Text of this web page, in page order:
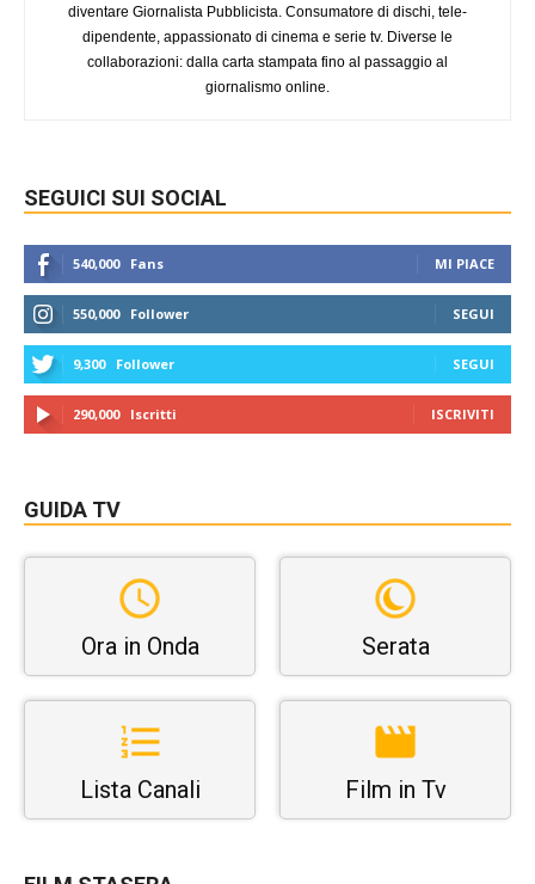
diventare Giornalista Pubblicista. Consumatore di dischi, tele-
dipendente, appassionato di cinema e serie tv. Diverse le
collaborazioni: dalla carta stampata fino al passaggio al
giornalismo online.
SEGUICI SUI SOCIAL
540,000 Fans MI PIACE
550,000 Follower SEGUI
9,300 Follower SEGUI
290,000 Iscritti ISCRIVITI
GUIDA TV
Ora in Onda Serata
Lista Canali Film in Tv